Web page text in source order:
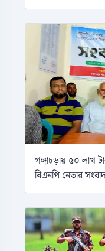
গঙ্গাচড়ায় ৫০ লাখ
বিএনপি নেতার